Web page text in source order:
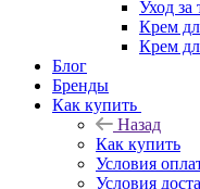
Уход за
Крем
Крем
Блог
Бренды
Как купить
Назад
Как купить
Условия
Условия